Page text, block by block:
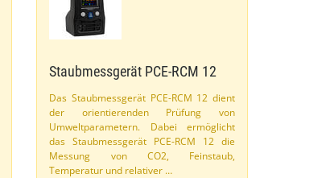
Staubmessgerät PCE-​RCM 12
Das Staubmessgerät PCE-​RCM 12 dient
der orientierenden Prüfung von
Umweltparametern. Dabei ermöglicht
das Staubmessgerät PCE-​RCM 12 die
Messung von CO2, Feinstaub,
Temperatur und relativer …